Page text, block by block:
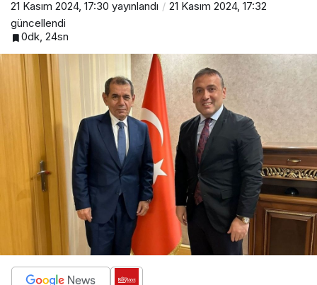
21 Kasım 2024, 17:30 yayınlandı
21 Kasım 2024, 17:32
güncellendi
0dk, 24sn